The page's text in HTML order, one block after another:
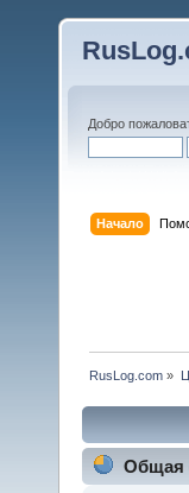
Добро
Начало
RusLog.com »
Общая